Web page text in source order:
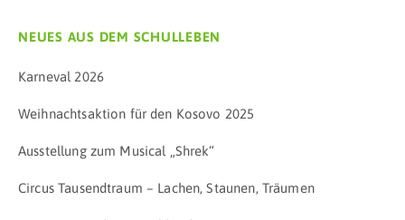
NEUES AUS DEM SCHULLEBEN
Karneval 2026
Weihnachtsaktion für den Kosovo 2025
Ausstellung zum Musical „Shrek“
Circus Tausendtraum – Lachen, Staunen, Träumen